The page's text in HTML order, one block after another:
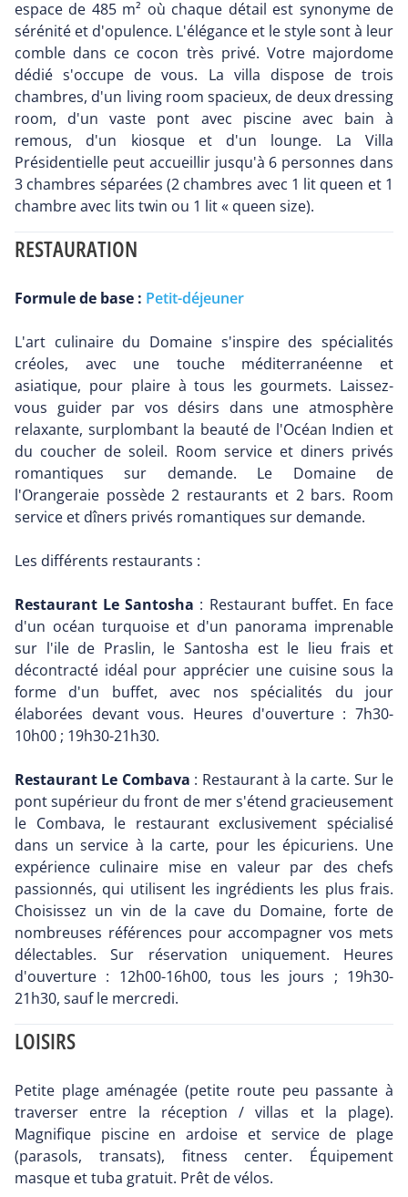
espace de 485 m² où chaque détail est synonyme de
sérénité et d'opulence. L'élégance et le style sont à leur
comble dans ce cocon très privé. Votre majordome
dédié s'occupe de vous. La villa dispose de trois
chambres, d'un living room spacieux, de deux dressing
room, d'un vaste pont avec piscine avec bain à
remous, d'un kiosque et d'un lounge. La Villa
Présidentielle peut accueillir jusqu'à 6 personnes dans
3 chambres séparées (2 chambres avec 1 lit queen et 1
chambre avec lits twin ou 1 lit « queen size).
RESTAURATION
Formule de base : Petit-déjeuner
L'art culinaire du Domaine s'inspire des spécialités
créoles, avec une touche méditerranéenne et
asiatique, pour plaire à tous les gourmets. Laissez-
vous guider par vos désirs dans une atmosphère
relaxante, surplombant la beauté de l'Océan Indien et
du coucher de soleil. Room service et diners privés
romantiques sur demande. Le Domaine de
l'Orangeraie possède 2 restaurants et 2 bars. Room
service et dîners privés romantiques sur demande.
Les différents restaurants :
Restaurant Le Santosha : Restaurant buffet. En face
d'un océan turquoise et d'un panorama imprenable
sur l'ile de Praslin, le Santosha est le lieu frais et
décontracté idéal pour apprécier une cuisine sous la
forme d'un buffet, avec nos spécialités du jour
élaborées devant vous. Heures d'ouverture : 7h30-
10h00 ; 19h30-21h30.
Restaurant Le Combava : Restaurant à la carte. Sur le
pont supérieur du front de mer s'étend gracieusement
le Combava, le restaurant exclusivement spécialisé
dans un service à la carte, pour les épicuriens. Une
expérience culinaire mise en valeur par des chefs
passionnés, qui utilisent les ingrédients les plus frais.
Choisissez un vin de la cave du Domaine, forte de
nombreuses références pour accompagner vos mets
délectables. Sur réservation uniquement. Heures
d'ouverture : 12h00-16h00, tous les jours ; 19h30-
21h30, sauf le mercredi.
LOISIRS
Petite plage aménagée (petite route peu passante à
traverser entre la réception / villas et la plage).
Magnifique piscine en ardoise et service de plage
(parasols, transats), fitness center. Équipement
masque et tuba gratuit. Prêt de vélos.